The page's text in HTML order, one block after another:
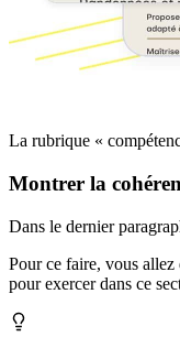
La rubrique «
Montrer la
Dans le dernier
Pour ce faire, vous
pour exercer dans ce